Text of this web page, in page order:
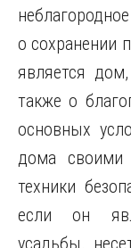
о сохранении
является
также о
основных
дома своими
техники
если он
усадьбы,